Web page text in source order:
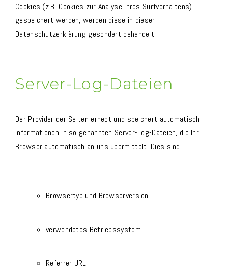
Cookies (z.B. Cookies zur Analyse Ihres Surfverhaltens)
gespeichert werden, werden diese in dieser
Datenschutzerklärung gesondert behandelt.
Server-Log-Dateien
Der Provider der Seiten erhebt und speichert automatisch
Informationen in so genannten Server-Log-Dateien, die Ihr
Browser automatisch an uns übermittelt. Dies sind:
Browsertyp und Browserversion
verwendetes Betriebssystem
Referrer URL